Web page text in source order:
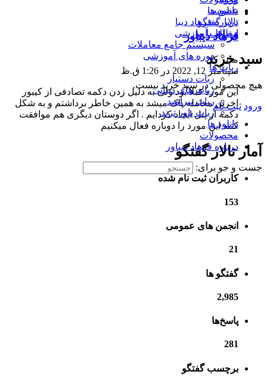
دانلود ها
درباره فرهاد دیبا
ارتباط با ما
سبد خرید
هیچ محصولی در سبد خرید نیست.
ورود ثبت نام
عضویت
تالار گفتگو
مطالب آموزشی
سیستم جامع معاملات
دوره های آموزشی
ربات ها
ربات دستیار
ربات های دیباتی
ربات پیرامید
ربات پاور ترند
دانلود ها
محصولات
درباره فرهاد دیباور
جست و جو برای:
فرهاد دیباور
مدیر کل
سپتامبر 12, 2022 در 1:26 ق.ظ
این مورد قبلا بود ولی به دلیل زدن دکمه تصادفی از کیبور
اخرین معامله پاک میشد به همین خاطر برداشتم و به شکل
دکمه از پنل ایجاد کردایم . اگر دوستان دیگری هم موافقت
کنند این مورد را دوباره فعال میکنیم
آمار تالار گفتگو
کاربران ثبت نام شده
153
انجمن های عمومی
21
گفتگو ها
2,985
پاسخ‌ها
281
برچسب گفتگو